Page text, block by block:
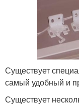
Существует
самый удобный и
Существует